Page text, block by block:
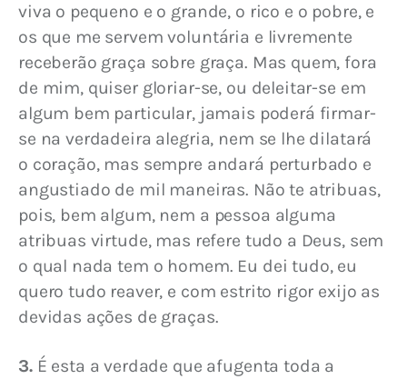
viva o pequeno e o grande, o rico e o pobre, e
os que me servem voluntária e livremente
receberão graça sobre graça. Mas quem, fora
de mim, quiser gloriar-se, ou deleitar-se em
algum bem particular, jamais poderá firmar-
se na verdadeira alegria, nem se lhe dilatará
o coração, mas sempre andará perturbado e
angustiado de mil maneiras. Não te atribuas,
pois, bem algum, nem a pessoa alguma
atribuas virtude, mas refere tudo a Deus, sem
o qual nada tem o homem. Eu dei tudo, eu
quero tudo reaver, e com estrito rigor exijo as
devidas ações de graças.
3. É esta a verdade que afugenta toda a